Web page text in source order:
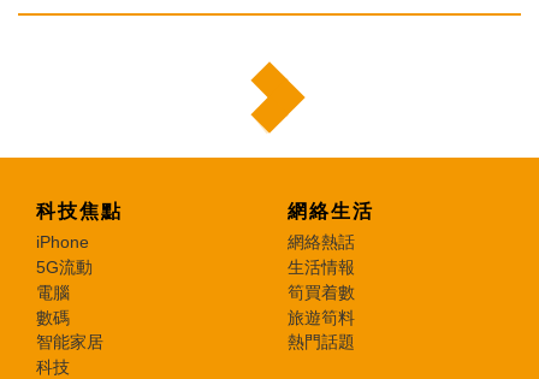
科技焦點
iPhone
5G流動
電腦
數碼
智能家居
科技
網絡生活
網絡熱話
生活情報
筍買着數
旅遊筍料
熱門話題